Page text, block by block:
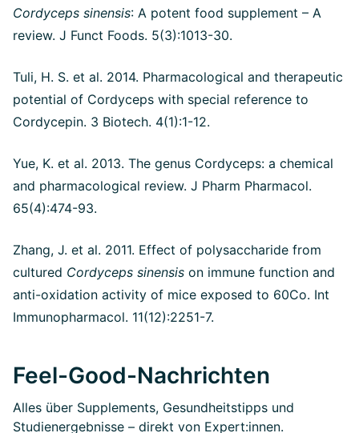
Cordyceps sinensis: A potent food supplement – A
review. J Funct Foods. 5(3):1013-30.
Tuli, H. S. et al. 2014. Pharmacological and therapeutic
potential of Cordyceps with special reference to
Cordycepin. 3 Biotech. 4(1):1-12.
Yue, K. et al. 2013. The genus Cordyceps: a chemical
and pharmacological review. J Pharm Pharmacol.
65(4):474-93.
Zhang, J. et al. 2011. Effect of polysaccharide from
cultured Cordyceps sinensis on immune function and
anti-oxidation activity of mice exposed to 60Co. Int
Immunopharmacol. 11(12):2251-7.
Feel-Good-Nachrichten
Alles über Supplements, Gesundheitstipps und
Studienergebnisse – direkt von Expert:innen.